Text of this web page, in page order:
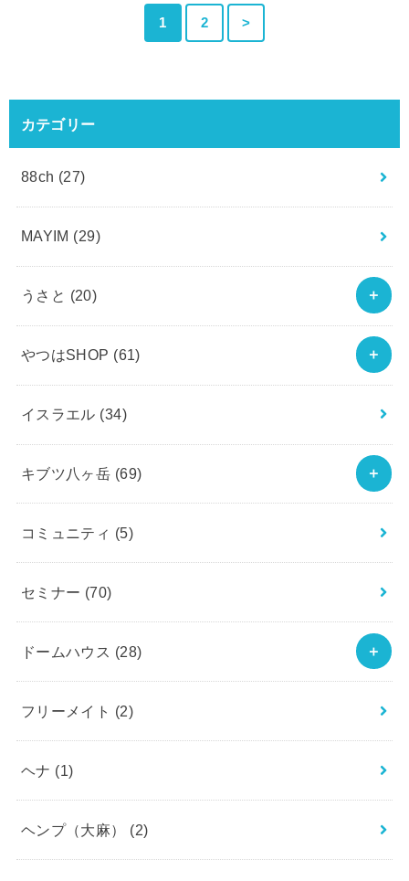
1 2 >
カテゴリー
88ch (27)
MAYIM (29)
うさと (20)
やつはSHOP (61)
イスラエル (34)
キブツ八ヶ岳 (69)
コミュニティ (5)
セミナー (70)
ドームハウス (28)
フリーメイト (2)
ヘナ (1)
ヘンプ（大麻） (2)